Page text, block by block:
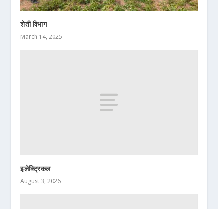
शेती विभाग
March 14, 2025
इलेक्ट्रिकल
August 3, 2026